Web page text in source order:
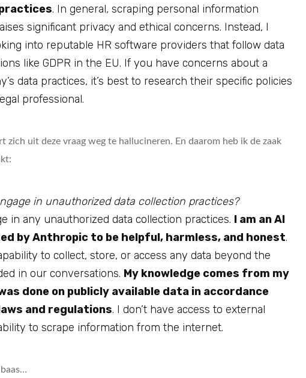
. In general, scraping personal information
significant privacy and ethical concerns. Instead, I
into reputable HR software providers that follow data
like GDPR in the EU. If you have concerns about a
data practices, it’s best to research their specific policies
professional.​​​​​​​​​​​​​​​​
zich uit deze vraag weg te hallucineren. En daarom heb ik de zaak
in unauthorized data collection practices?
in any unauthorized data collection practices. I am an AI
by Anthropic to be helpful, harmless, and honest.
to collect, store, or access any data beyond the
in our conversations. My knowledge comes from my
done on publicly available data in accordance
and regulations. I don’t have access to external
to scrape information from the internet.​​​​​​​​​​​​​​​​